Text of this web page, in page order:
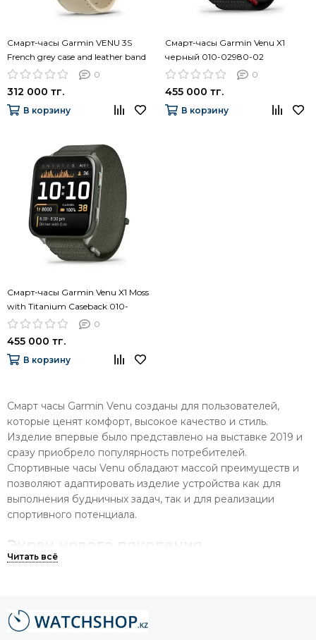
Смарт-часы Garmin VENU 3S
French grey case and leather band
010-02785-55
0
312 000 тг.
В корзину
Смарт-часы Garmin Venu X1
черный 010-02980-02
0
455 000 тг.
В корзину
Смарт-часы Garmin Venu X1 Moss
with Titanium Caseback 010-
02980-03
0
455 000 тг.
В корзину
Смарт часы Garmin Venu созданы для пользователей,
которые ценят комфорт, высокое качество и стиль.
Изделие впервые было представлено на выставке 2019 и
сразу приобрело популярность потребителей.
Спортивные часы Venu обладают массой преимуществ и
позволяют адаптировать изделие устройства как для
выполнения будничных задач, так и для реализации
спортивного потенциала.
Экран нового поколения
разрешение выводимого изображения, насыщенную